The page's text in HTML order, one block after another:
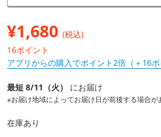
¥1,680 (税込)
16ポイント
アプリからの購入でポイント2倍（＋16ポ
最短 8/11（火） にお届け
※お届け地域によってお届け日が前後する場合が
在庫あり